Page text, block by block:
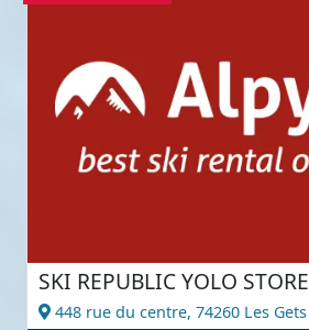
SKI REPUBLIC YOLO STORE
448 rue du centre, 74260 Les Gets